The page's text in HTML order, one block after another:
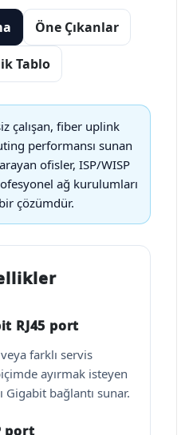
Öne Çıkanlar
Tablo
çalışan, fiber uplink
performansı sunan
ofisler, ISP/WISP
ağ kurulumları
çözümdür.
RJ45 port
farklı servis
ayırmak isteyen
Gigabit bağlantı sunar.
port